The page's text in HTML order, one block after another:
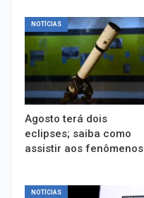
NOTÍCIAS
Agosto terá dois
eclipses; saiba como
assistir aos fenômenos
NOTÍCIAS